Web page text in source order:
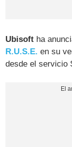
Ubisoft ha
R.U.S.E. en su
desde el servicio